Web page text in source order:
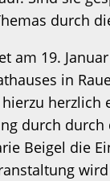
durch
am 19.
in
herzlich
durch durch
Beigel die